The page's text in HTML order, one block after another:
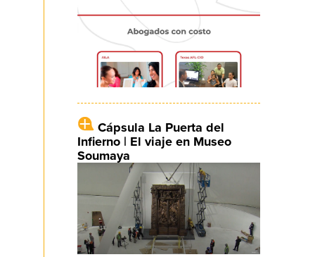
Cápsula La Puerta del
Infierno | El viaje en Museo
Soumaya